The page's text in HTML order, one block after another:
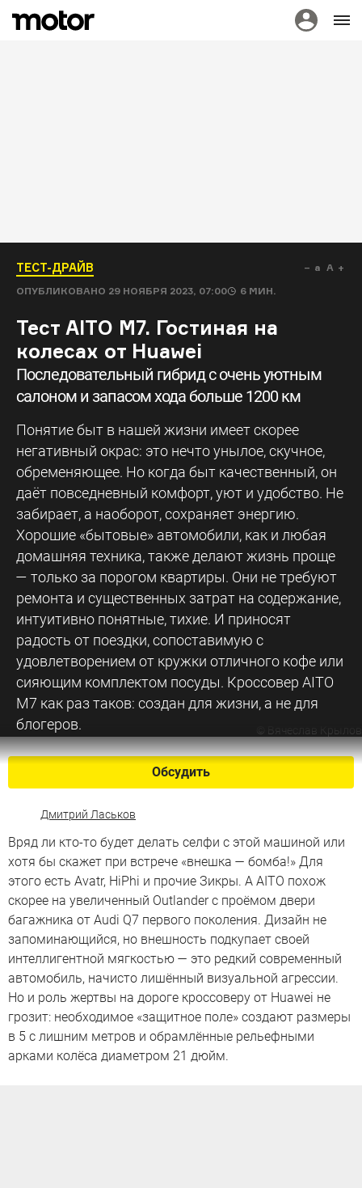
ТЕСТ-ДРАЙВ
ОПУБЛИКОВАНО 29 НОЯБРЯ 2023, 07:00 6 МИН.
a A
Тест AITO M7. Гостиная на
колесах от Huawei
Последовательный гибрид с очень уютным
салоном и запасом хода больше 1200 км
Понятие быт в нашей жизни имеет скорее
негативный окрас: это нечто унылое, скучное,
обременяющее. Но когда быт качественный, он
даёт повседневный комфорт, уют и удобство. Не
забирает, а наоборот, сохраняет энергию.
Хорошие «бытовые» автомобили, как и любая
домашняя техника, также делают жизнь проще
— только за порогом квартиры. Они не требуют
ремонта и существенных затрат на содержание,
интуитивно понятные, тихие. И приносят
радость от поездки, сопоставимую с
удовлетворением от кружки отличного кофе или
сияющим комплектом посуды. Кроссовер AITO
M7 как раз таков: создан для жизни, а не для
блогеров.
© Вячеслав Крылов
Обсудить
Дмитрий Ласьков
Вряд ли кто-то будет делать селфи с этой машиной или
хотя бы скажет при встрече «внешка — бомба!» Для
этого есть Avatr, HiPhi и прочие Зикры. А AITO похож
скорее на увеличенный Outlander c проёмом двери
багажника от Audi Q7 первого поколения. Дизайн не
запоминающийся, но внешность подкупает своей
интеллигентной мягкостью — это редкий современный
автомобиль, начисто лишённый визуальной агрессии.
Но и роль жертвы на дороге кроссоверу от Huawei не
грозит: необходимое «защитное поле» создают размеры
в 5 с лишним метров и обрамлённые рельефными
арками колёса диаметром 21 дюйм.